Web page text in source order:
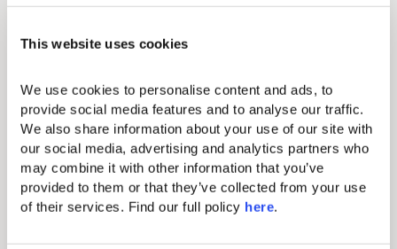
This website uses cookies
We use cookies to personalise content and ads, to
provide social media features and to analyse our traffic.
We also share information about your use of our site with
our social media, advertising and analytics partners who
may combine it with other information that you’ve
provided to them or that they’ve collected from your use
of their services. Find our full policy here.
Climatisation individuelle
Minibar (payant)
Sèche-cheveux
Fer & planche à repasser